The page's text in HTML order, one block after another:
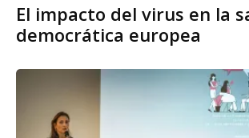
El impacto del virus en la
democrática europea